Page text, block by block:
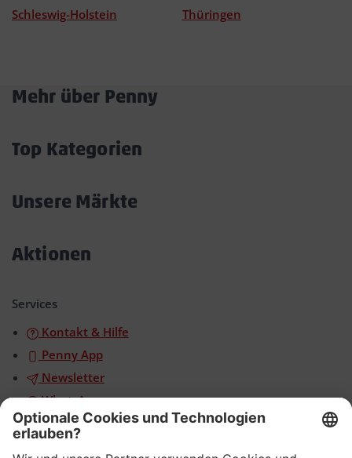
Schleswig-Holstein
Thüringen
Mehr über Penny
Top Kategorien
Unsere Märkte
Aktionen
Services
Kontakt & Hilfe
Penny App
Newsletter
WhatsApp
App